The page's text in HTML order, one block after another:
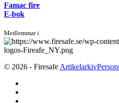
Famac fire
E-bok
Medlemmar i
© 2026 - Firesafe Artikelarkiv